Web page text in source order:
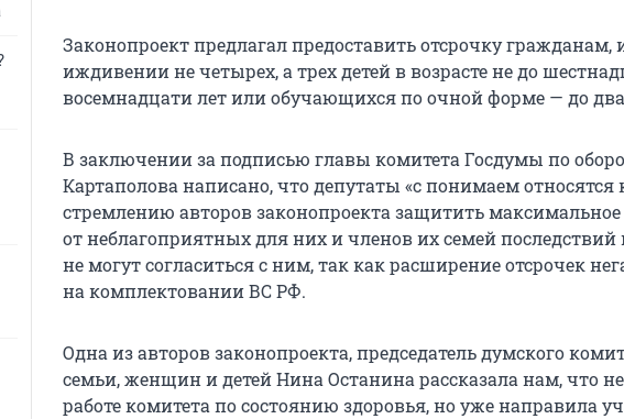
Законопроект предлагал предоставить отсрочку
иждивении не четырех, а трех детей в возрасте не до
восемнадцати лет или обучающихся по очной форме — до
В заключении за подписью главы комитета Госдумы по
Картаполова написано, что депутаты «с понимаем относятся
стремлению авторов законопроекта защитить
от неблагоприятных для них и членов их семей
не могут согласиться с ним, так как расширение отсрочек
на комплектовании ВС РФ.
Одна из авторов законопроекта, председатель думского
семьи, женщин и детей Нина Останина рассказала нам, что
работе комитета по состоянию здоровья, но уже направила